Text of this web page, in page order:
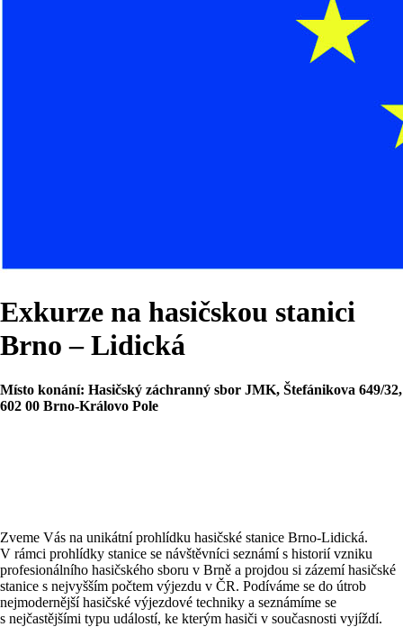
Exkurze na hasičskou stanici
Brno – Lidická
Místo konání: Hasičský záchranný sbor JMK, Štefánikova 649/32,
602 00 Brno-Královo Pole
Zveme Vás na unikátní prohlídku hasičské stanice Brno-Lidická.
V rámci prohlídky stanice se návštěvníci seznámí s historií vzniku
profesionálního hasičského sboru v Brně a projdou si zázemí hasičské
stanice s nejvyšším počtem výjezdu v ČR. Podíváme se do útrob
nejmodernější hasičské výjezdové techniky a seznámíme se
s nejčastějšími typu událostí, ke kterým hasiči v současnosti vyjíždí.